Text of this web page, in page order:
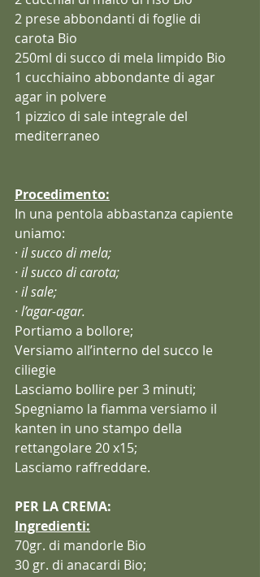
2 prese abbondanti di foglie di
carota Bio
250ml di succo di mela limpido Bio
1 cucchiaino abbondante di agar
agar in polvere
1 pizzico di sale integrale del
mediterraneo
Procedimento:
In una pentola abbastanza capiente
uniamo:
· il succo di mela;
· il succo di carota;
· il sale;
· l’agar-agar.
Portiamo a bollore;
Versiamo all’interno del succo le
ciliegie
Lasciamo bollire per 3 minuti;
Spegniamo la fiamma versiamo il
kanten in uno stampo della
rettangolare 20 x15;
Lasciamo raffreddare.
PER LA CREMA:
Ingredienti:
70gr. di mandorle Bio
30 gr. di anacardi Bio;